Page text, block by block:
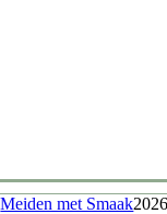
Meiden met Smaak